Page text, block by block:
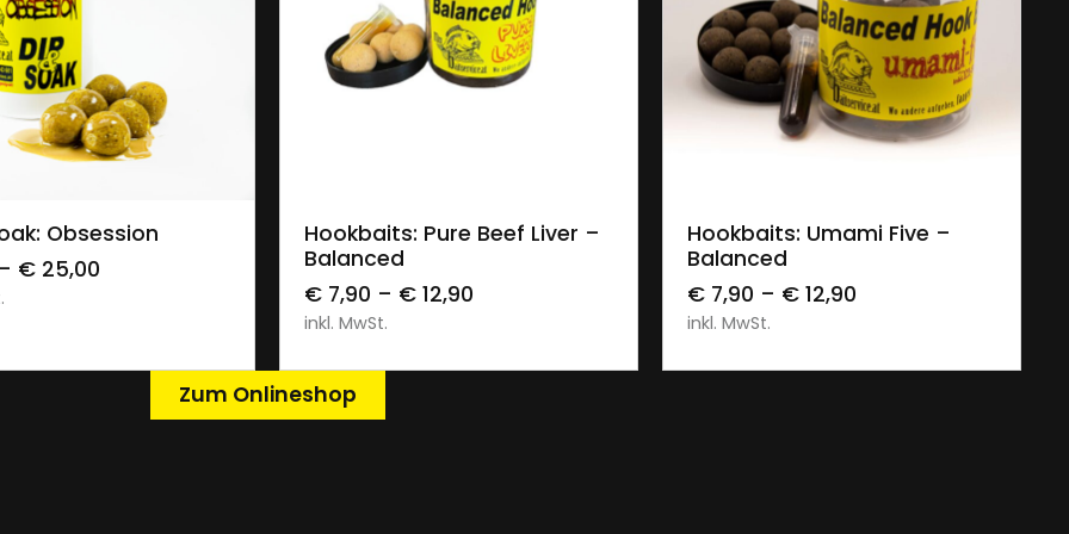
wählen
Obsession
– € 25,00
Ausführung wählen
Hookbaits: Pure Beef Liver –
Balanced
€ 7,90 – € 12,90
inkl. MwSt.
Ausführung wählen
Hookbaits: Umami Five –
Balanced
€ 7,90 – € 12,90
inkl. MwSt.
Zum Onlineshop